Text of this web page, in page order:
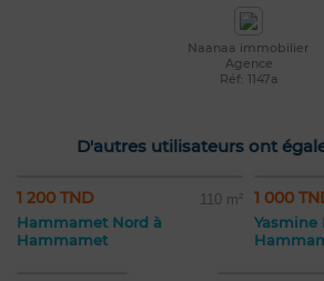
Naanaa immobilier
Agence
Réf: 1147a
D'autres utilisateurs ont
1 200 TND 110 m²
Hammamet Nord à
Hammamet
1 000
Yasmine